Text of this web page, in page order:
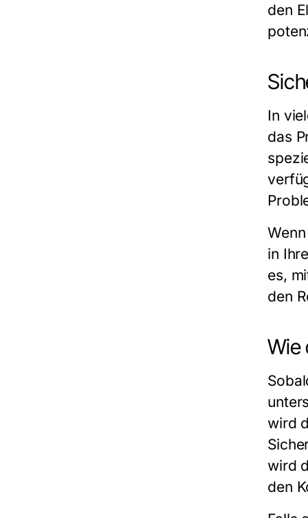
den
In
das
in
es,
den
Wie
wird
wird
den